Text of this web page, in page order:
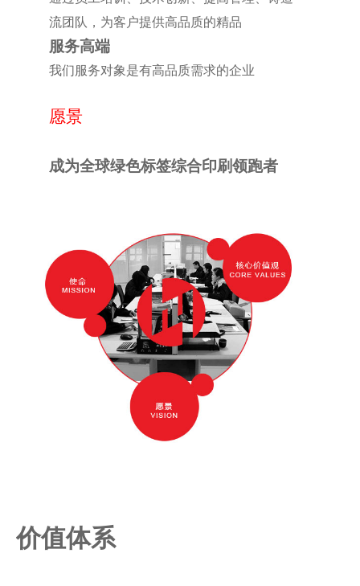
流团队，为客户提供高品质的精品
服务高端
我们服务对象是有高品质需求的企业
愿景
成为全球绿色标签综合印刷领跑者
价值体系